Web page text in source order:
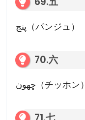
پنج（パンジュ）
70.六
ڇهون（チッホン）